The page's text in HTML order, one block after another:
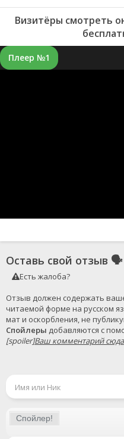
Визитёры смотреть
Плеер №1
Оставь свой отзыв 🗣
Есть жалоба?
Отзыв должен содержать
читаемой форме на русском
Спойлеры добавляются с
[spoiler]Ваш комментарий сюда